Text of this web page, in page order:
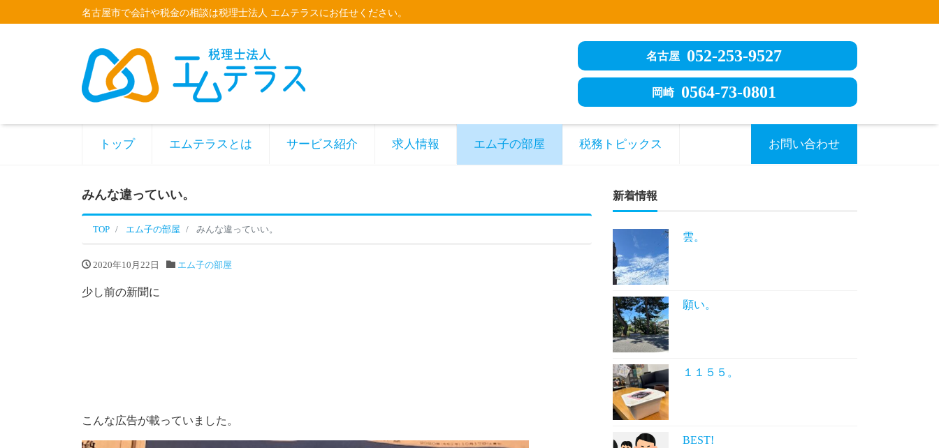
名古屋市で会計や税金の相談は税理士法人 エムテラスにお任せください。
名古屋 052-253-9527
岡崎 0564-73-0801
トップ エムテラスとは サービス紹介 求人情報 エム子の部屋 税務トピックス お問い合わせ
みんな違っていい。
TOP エム子の部屋 みんな違っていい。
2020年10月22日 エム子の部屋
少し前の新聞に
こんな広告が載っていました。
新着情報
雲。
願い。
１１５５。
BEST!